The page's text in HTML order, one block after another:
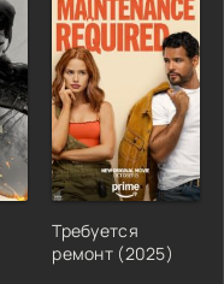
Требуется
ремонт (2025)